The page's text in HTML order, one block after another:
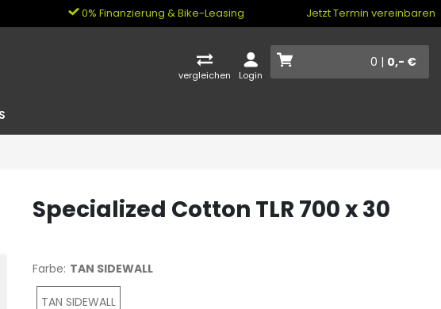
0% Finanzierung & Bike-Leasing Jetzt Termin vereinbaren
vergleichen Login
0 | 0,- €
Specialized Cotton TLR 700 x 30
Farbe: TAN SIDEWALL
TAN SIDEWALL